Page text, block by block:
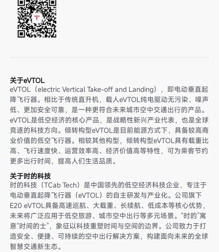
关于eVTOL
eVTOL（electric Vertical Take-off and Landing），即电动垂直起
降飞行器。相比于传统直升机，载人eVTOL纯电驱动无污染、噪声
低、更加安全可靠，是一种更符合未来城市空中交通出行的产品。
eVTOL是低空经济的核心产品，是战略性新兴产业代表，也是全球
竞逐的科技方向。倾转构型eVTOL是目前能源方式下，具备较高商
业价值的低空飞行器。相较其他构型，倾转构型eVTOL具有载重比
高、飞行速度快、运营效率高、经济价值高等特性，可为乘客节约
更多出行时间，提高人们生活品质。
关于时的科技
时的科技（TCab Tech）是中国领先的低空经济科技企业，专注于
电动垂直起降飞行器（eVTOL）的自主研发与产业化。公司旗下
E20 eVTOL具备高速巡航、大载重、长续航、低成本等核心优势，
未来将广泛应用于低空旅游、城市空中出行等多元场景。“时的”寓
意“时间的士”，象征以科技重塑时间与空间的边界。公司致力于打
造安全、便捷、可持续的空中出行解决方案，构建面向未来的全球
智慧交通新生态。